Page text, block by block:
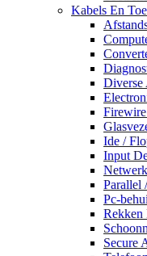
Kabels En
Diverse
Ide /
Input
Parallel
Pc-
Rekken
Secure